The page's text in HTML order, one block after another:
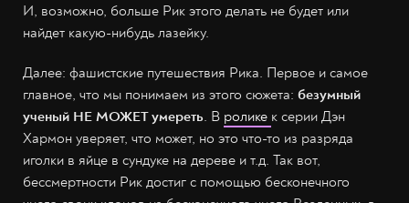
И, возможно, больше Рик этого делать не будет или
найдет какую-нибудь лазейку.
Далее: фашистские путешествия Рика. Первое и самое
главное, что мы понимаем из этого сюжета: безумный
ученый НЕ МОЖЕТ умереть. В ролике к серии Дэн
Хармон уверяет, что может, но это что-то из разряда
иголки в яйце в сундуке на дереве и т.д. Так вот,
бессмертности Рик достиг с помощью бесконечного